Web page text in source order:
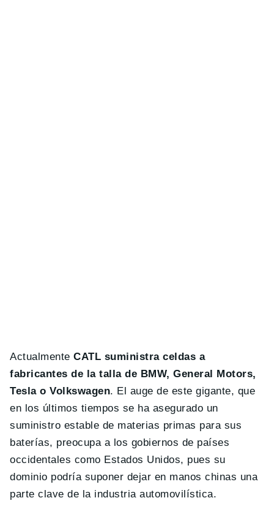
ActualmenteCATL suministra celdas a
fabricantes de la talla de BMW, General Motors,
Tesla o Volkswagen. El auge de este gigante, que
en los últimos tiempos se ha asegurado un
suministro estable de materias primas para sus
baterías, preocupa a los gobiernos de países
occidentales como Estados Unidos, pues su
dominio podría suponer dejar en manos chinas una
parte clave de la industria automovilística.